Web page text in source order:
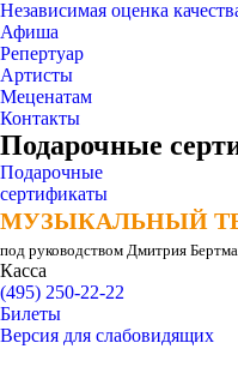
Независимая оценка
Афиша
Репертуар
Артисты
Меценатам
Контакты
Подарочные
Подарочные
сертификаты
МУЗЫКАЛЬНЫЙ
МУЗЫКАЛЬНЫЙ
под руководством Дмитрия
Касса
(495) 250-22-22
Билеты
Версия для слабовидящих